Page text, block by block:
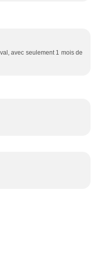
avec seulement 1 mois de